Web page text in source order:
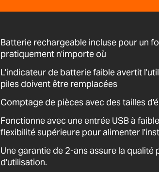
Batterie rechargeable incluse pour un
pratiquement n'importe où
L'indicateur de batterie faible avertit
piles doivent être remplacées
Comptage de pièces avec des tailles
Fonctionne avec une entrée USB à
flexibilité supérieure pour alimenter
Une garantie de 2-ans assure la qualité
d'utilisation.